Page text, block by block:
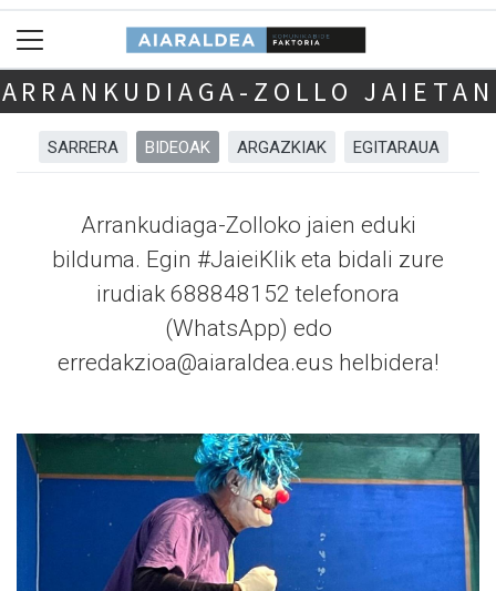
ARRANKUDIAGA-ZOLLO JAIETAN
SARRERA BIDEOAK ARGAZKIAK EGITARAUA
Arrankudiaga-Zolloko jaien eduki
bilduma. Egin #JaieiKlik eta bidali zure
irudiak 688848152 telefonora
(WhatsApp) edo
erredakzioa@aiaraldea.eus helbidera!